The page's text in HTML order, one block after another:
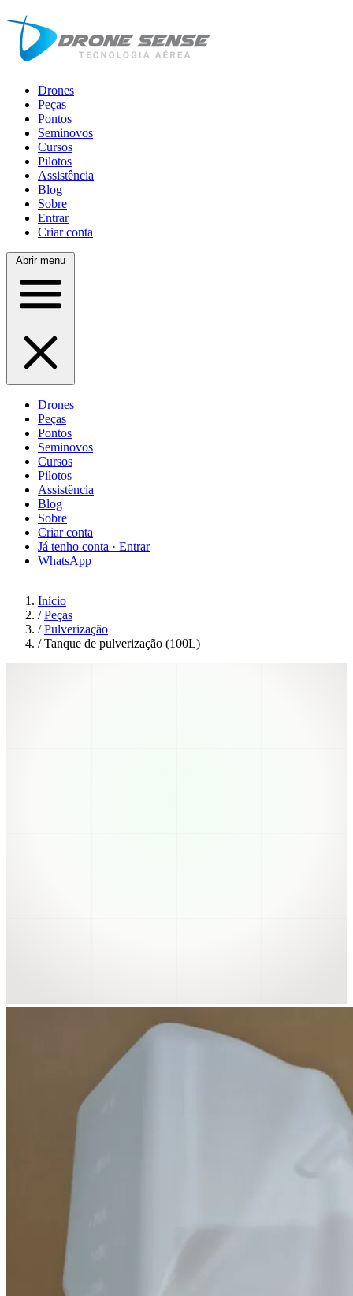
Drones
Peças
Pontos
Seminovos
Cursos
Pilotos
Assistência
Blog
Sobre
Entrar
Criar conta
Abrir menu
Drones
Peças
Pontos
Seminovos
Cursos
Pilotos
Assistência
Blog
Sobre
Criar conta
Já tenho conta · Entrar
WhatsApp
Início
/ Peças
/ Pulverização
/ Tanque de pulverização (100L)